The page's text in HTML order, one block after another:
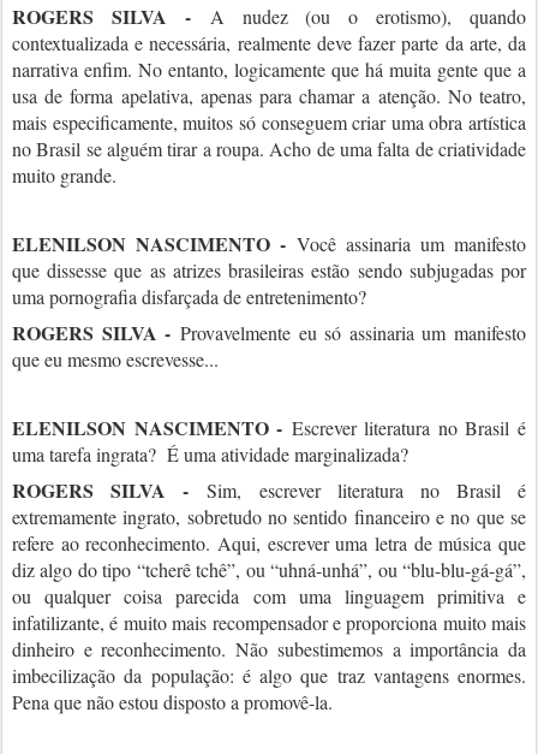
ROGERS SILVA -
A nudez (ou o erotismo), quando
contextualizada e necessária, realmente deve fazer parte da arte, da
narrativa enfim. No entanto, logicamente que há muita gente que a
usa de forma apelativa, apenas para chamar a atenção. No teatro,
mais especificamente, muitos só conseguem criar uma obra artística
no Brasil se alguém tirar a roupa. Acho de uma falta de criatividade
muito grande.
ELENILSON NASCIMENTO - Você assinaria um manifesto
que dissesse que as atrizes brasileiras estão sendo subjugadas por
uma pornografia disfarçada de entretenimento?
ROGERS SILVA - Provavelmente eu só assinaria um manifesto
que eu mesmo escrevesse...
ELENILSON NASCIMENTO - Escrever literatura no Brasil é
uma tarefa ingrata? É uma atividade marginalizada?
ROGERS SILVA -Sim, escrever literatura no Brasil é
extremamente ingrato, sobretudo no sentido financeiro e no que se
refere ao reconhecimento. Aqui, escrever uma letra de música que
diz algo do tipo “tcherê tchê”, ou “uhná-unhá”, ou “blu-blu-gá-gá”,
ou qualquer coisa parecida com uma linguagem primitiva e
infatilizante, é muito mais recompensador e proporciona muito mais
dinheiro e reconhecimento. Não subestimemos a importância da
imbecilização da população: é algo que traz vantagens enormes.
Pena que não estou disposto a promovê-la.